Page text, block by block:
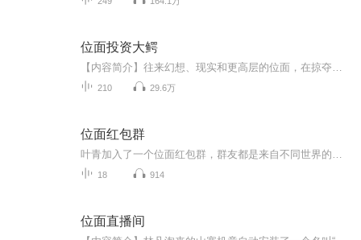
位面投资大鳄
210 29.6万
位面红包群
18 914
位面直播间